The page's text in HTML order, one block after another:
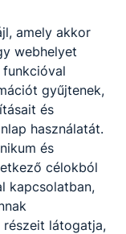
amely akkor
webhelyet
gyűjtenek,
és
használatát.
és
célokból
kapcsolatban,
részeit látogatja,